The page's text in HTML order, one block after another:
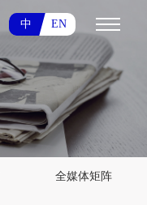
中 EN
全媒体矩阵